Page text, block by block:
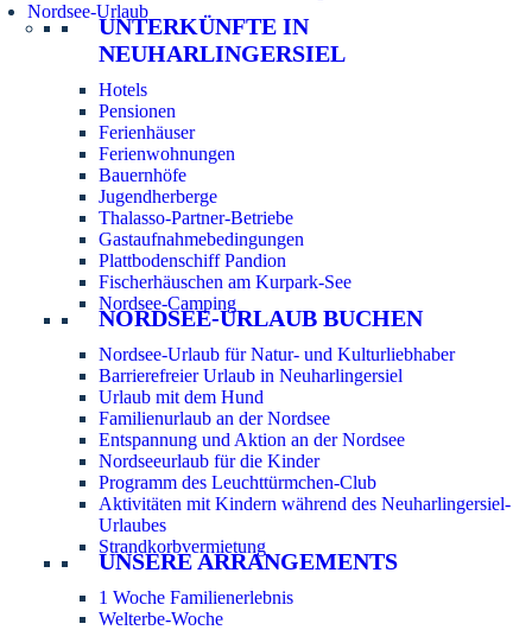
Nordsee-Urlaub
UNTERKÜNFTE IN
NEUHARLINGERSIEL
Hotels
Pensionen
Ferienhäuser
Ferienwohnungen
Bauernhöfe
Jugendherberge
Thalasso-Partner-Betriebe
Gastaufnahmebedingungen
Plattbodenschiff Pandion
Fischerhäuschen am Kurpark-See
Nordsee-Camping
NORDSEE-URLAUB BUCHEN
Nordsee-Urlaub für Natur- und Kulturliebhaber
Barrierefreier Urlaub in Neuharlingersiel
Urlaub mit dem Hund
Familienurlaub an der Nordsee
Entspannung und Aktion an der Nordsee
Nordseeurlaub für die Kinder
Programm des Leuchttürmchen-Club
Aktivitäten mit Kindern während des Neuharlingersiel-
Urlaubes
Strandkorbvermietung
UNSERE ARRANGEMENTS
1 Woche Familienerlebnis
Welterbe-Woche